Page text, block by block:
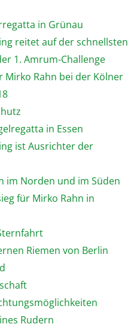
in Grünau
reitet auf der schnellsten
1. Amrum-Challenge
Mirko Rahn bei der Kölner
in Essen
ist Ausrichter der
im Norden und im Süden
für Mirko Rahn in
Riemen von Berlin
Rudern